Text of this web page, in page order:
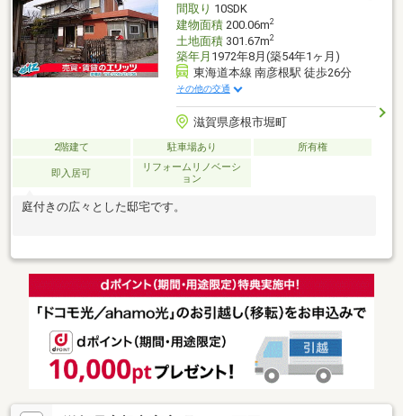
間取り 10SDK
建物面積200.06m2
土地面積301.67m2
築年月 1972年8月(築54年1ヶ月)
東海道本線 南彦根駅 徒歩26分
その他の交通
滋賀県彦根市堀町
2階建て 駐車場あり 所有権
即入居可
リフォームリノベーシ
ョン
庭付きの広々とした邸宅です。